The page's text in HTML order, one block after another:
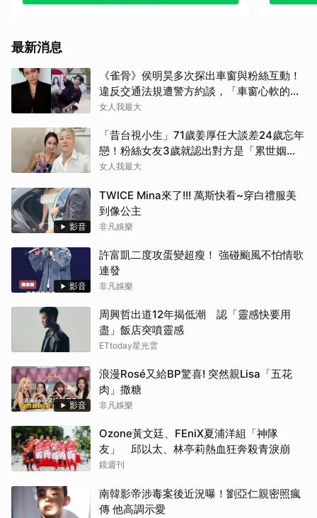
最新消息
《雀骨》侯明昊多次探出車窗與粉絲互動！
違反交通法規遭警方約談，「車窗心軟的
神」上熱搜
女人我最大
「昔台視小生」71歲姜厚任大談差24歲忘年
戀！粉絲女友3歲就認出對方是「累世姻
緣」
女人我最大
影音
TWICE Mina來了!!! 萬斯快看~穿白禮服美
到像公主
非凡娛樂
影音
許富凱二度攻蛋變超瘦！ 強碰颱風不怕情歌
連發
非凡娛樂
周興哲出道12年揭低潮 認「靈感快要用
盡」飯店突噴靈感
ETtoday星光雲
影音
浪漫Rosé又給BP驚喜! 突然親Lisa「五花
肉」撒糖
非凡娛樂
Ozone黃文廷、FEniX夏浦洋組「神隊
友」 邱以太、林亭莉熱血狂奔殺青淚崩
鏡週刊
南韓影帝涉毒案後近況曝！劉亞仁親密照瘋
傳 他高調示愛